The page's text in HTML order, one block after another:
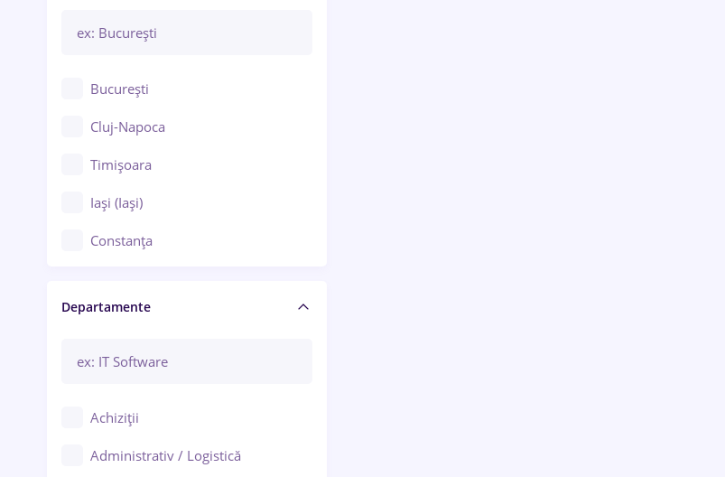
București
Cluj-Napoca
Timișoara
Iași (Iași)
Constanța
Brașov
Bacău
Galați (Galați)
Departamente
Achiziții
Administrativ / Logistică